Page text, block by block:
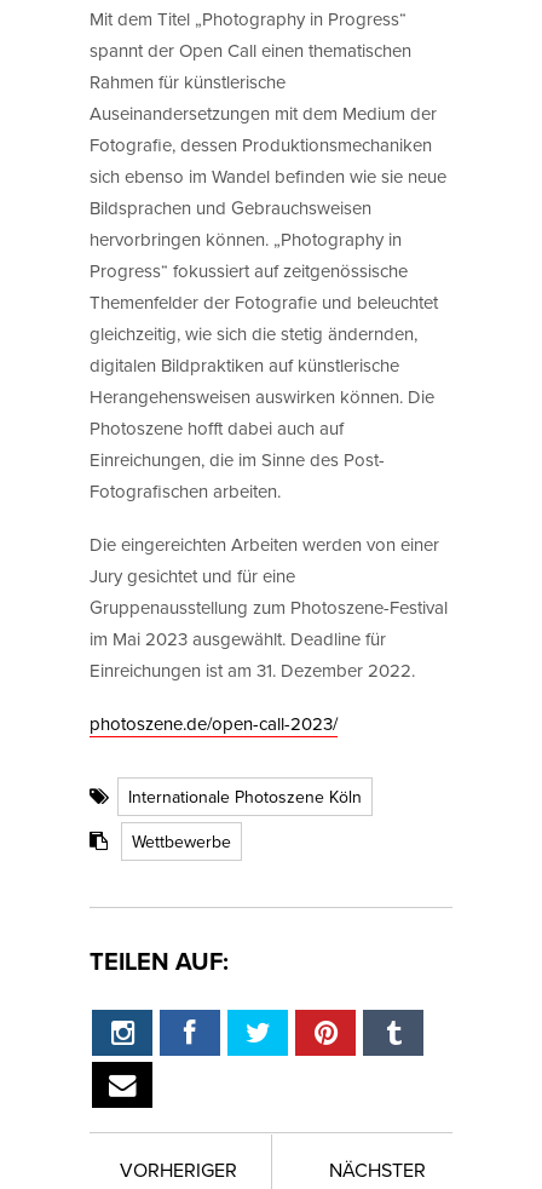
Mit dem Titel „Photography in Progress“
spannt der Open Call einen thematischen
Rahmen für künstlerische
Auseinandersetzungen mit dem Medium der
Fotografie, dessen Produktionsmechaniken
sich ebenso im Wandel befinden wie sie neue
Bildsprachen und Gebrauchsweisen
hervorbringen können. „Photography in
Progress“ fokussiert auf zeitgenössische
Themenfelder der Fotografie und beleuchtet
gleichzeitig, wie sich die stetig ändernden,
digitalen Bildpraktiken auf künstlerische
Herangehensweisen auswirken können. Die
Photoszene hofft dabei auch auf
Einreichungen, die im Sinne des Post-
Fotografischen arbeiten.
Die eingereichten Arbeiten werden von einer
Jury gesichtet und für eine
Gruppenausstellung zum Photoszene-Festival
im Mai 2023 ausgewählt. Deadline für
Einreichungen ist am 31. Dezember 2022.
photoszene.de/open-call-2023/
Internationale Photoszene Köln
Wettbewerbe
TEILEN AUF:
VORHERIGER
NÄCHSTER